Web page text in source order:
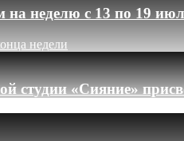
на неделю с 13 по 19
недели
студии «Сияние»